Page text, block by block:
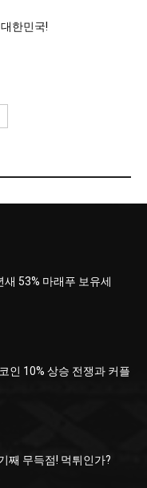
한민국!
53% 마래푸 보유세
인 10% 상승 전쟁과 커플
째 무득점! 먹튀인가?